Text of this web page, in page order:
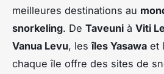
meilleures destinations au
snorkeling. De Taveuni à Viti
Vanua Levu, lesîles Yasawa et
chaque île offre des sites de